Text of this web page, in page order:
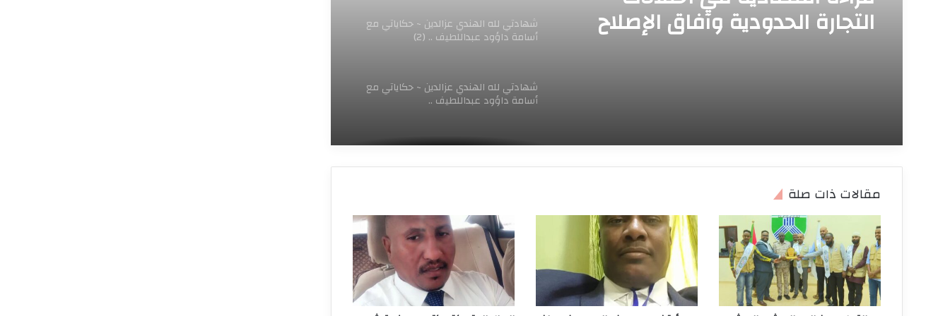
التجارة الحدودية وآفاق الإصلاح
محمد عنتر – باحث اقتصادي
شهادتي لله الهندي عزالدين ~ حكاياتي مع
أسامة داؤود عبداللطيف .. (2)
شهادتي لله الهندي عزالدين ~ حكاياتي مع
أسامة داؤود عبداللطيف ..
وجه الحقيقة إبراهيم شقلاوي مبارك الفاضل
وأمن المياه…
آخر العلاج خالد فضل السيد شرطة محلية جبل
أولياء تستحق الإشادة
أخر العلاج خالد فضل السيد شرطة المرور
وإنجازات تتحدي الواقع والعقبات
مقالات ذات صلة